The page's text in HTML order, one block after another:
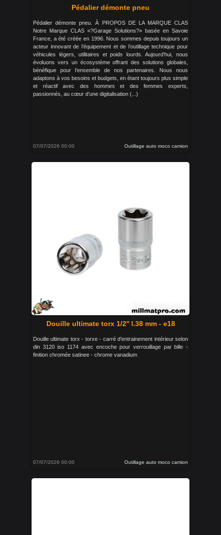
Pédalier démonte pneu
Pédalier démonte pneu. À PROPOS DE LA MARQUE CLAS
Notre Marque CLAS «?Garage Solutions?» basée en Savoie
France, a été créée en 1996. Nous sommes depuis toujours un
acteur innovant de l’équipement et de l’outillage technique pour
véhicules légers, utilitaires et poids lourds. Aujourd’hui, nous
évoluons vers un écosystème offrant des solutions globales,
bénéfique pour l’ensemble de nos partenaires. Nous nous
adaptons à vos besoins et budgets, en étant toujours plus simple
et réactif avec des hommes et des femmes experts,
passionnés, au cœur d’une digitalisation (...)
07/07/2026 00:00 Outillage auto moco camion
Douille ultimate torx 1/2'' l.38 mm - e18
Douille ultimate torx - torxe - carré d'entrainement intérieur selon
din 3120 iso 1174 avec encoche pour verrouillage par bille -
finition chromée satinee - chrome vanadium
07/07/2026 00:00 Outillage auto moco camion